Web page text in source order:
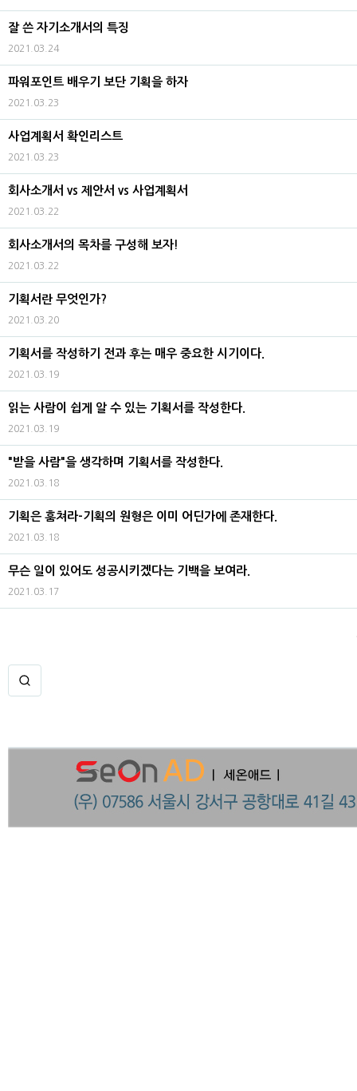
잘 쓴 자기소개서의 특징
2021.03.24
파워포인트 배우기 보단 기획을 하자
2021.03.23
사업계획서 확인리스트
2021.03.23
회사소개서 vs 제안서 vs 사업계획서
2021.03.22
회사소개서의 목차를 구성해 보자!
2021.03.22
기획서란 무엇인가?
2021.03.20
기획서를 작성하기 전과 후는 매우 중요한 시기이다.
2021.03.19
읽는 사람이 쉽게 알 수 있는 기획서를 작성한다.
2021.03.19
"받을 사람"을 생각하며 기획서를 작성한다.
2021.03.18
기획은 훔쳐라-기획의 원형은 이미 어딘가에 존재한다.
2021.03.18
무슨 일이 있어도 성공시키겠다는 기백을 보여라.
2021.03.17